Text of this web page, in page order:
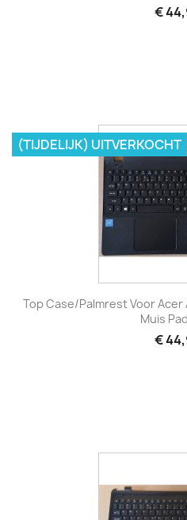
€
Top Case/Palmrest Voor
Muis
€
(TIJDELIJK) UITVERKOCHT